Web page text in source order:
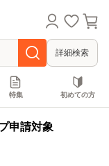
詳細検索
特集 初めての方
申請対象